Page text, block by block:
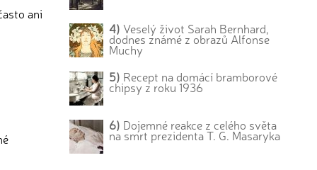
ani
4) Veselý život Sarah Bernhard,
dodnes známé z obrazů Alfonse
Muchy
5) Recept na domácí bramborové
chipsy z roku 1936
6) Dojemné reakce z celého světa
na smrt prezidenta T. G. Masaryka